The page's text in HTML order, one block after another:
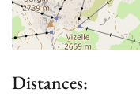
Distances: